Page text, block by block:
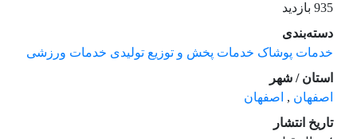
935 بازدید
دسته‌بندی
خدمات پوشاک خدمات پخش و توزیع تولیدی خدمات ورزشی
استان / شهر
اصفهان , اصفهان
تاریخ انتشار